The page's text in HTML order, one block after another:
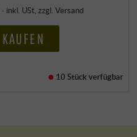
· inkl. USt , zzgl. Versand
KAUFEN
10 Stückverfügbar